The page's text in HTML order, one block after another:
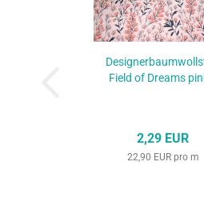
Field of Dreams
2,29 EUR
22,90 EUR pro m